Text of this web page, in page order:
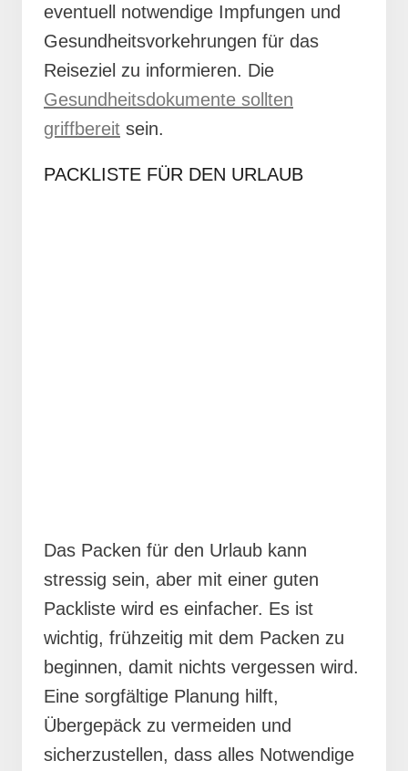
eventuell notwendige Impfungen und
Gesundheitsvorkehrungen für das
Reiseziel zu informieren. Die
Gesundheitsdokumente sollten
griffbereit sein.
PACKLISTE FÜR DEN URLAUB
Das Packen für den Urlaub kann
stressig sein, aber mit einer guten
Packliste wird es einfacher. Es ist
wichtig, frühzeitig mit dem Packen zu
beginnen, damit nichts vergessen wird.
Eine sorgfältige Planung hilft,
Übergepäck zu vermeiden und
sicherzustellen, dass alles Notwendige